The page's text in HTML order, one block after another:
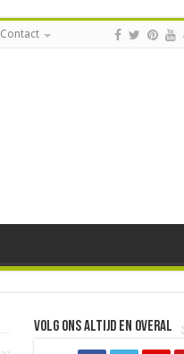
Contact
Volg ons altijd en overal